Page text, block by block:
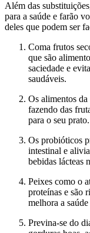
Além das
para a saúde e farão
deles que podem ser
Coma frutos
que são
saciedade e
saudáveis.
Os alimentos da
fazendo das
para o seu prato.
Os probióticos
intestinal e
bebidas lácteas
Peixes como o
proteínas e são
melhora a
Previna-se do